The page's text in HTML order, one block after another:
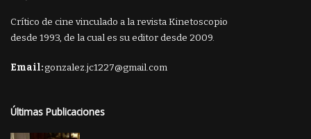
Crítico de cine vinculado a la revista Kinetoscopio
desde 1993, de la cual es su editor desde 2009.
Email:gonzalez.jc1227@gmail.com
Últimas Publicaciones